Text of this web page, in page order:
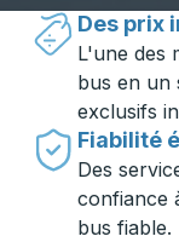
Des prix
L'une des
bus en un
exclusifs
Fiabilité
Des
confiance
bus fiable.